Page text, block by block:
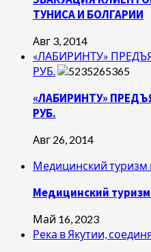
ТУНИСА И БОЛГАРИИ
Авг 3, 2014
«ЛАБИРИНТУ»
РУБ.
«ЛАБИРИНТУ»
РУБ.
Авг 26, 2014
Медицинский туризм
Медицинский
Май 16, 2023
Река в Якутии,